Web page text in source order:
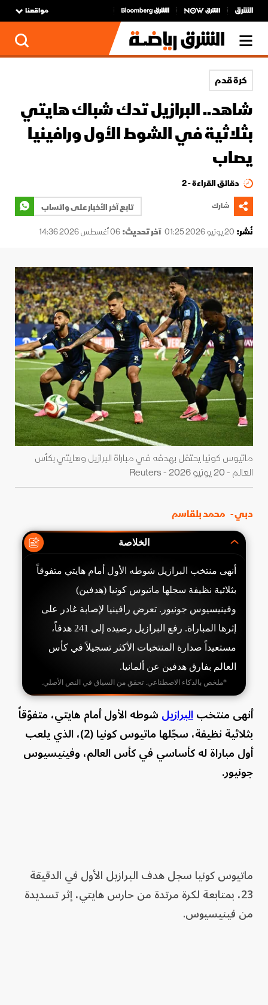
مواقعنا
كرة قدم
شاهد.. البرازيل تدك شباك هايتي
بثلاثية في الشوط الأول ورافينيا
يصاب
دقائق القراءة - 2
شارك
تابع آخر الأخبار على واتساب
نُشر: 20 يونيو 2026 01:25 آخر تحديث:06 أغسطس 2026 14:36
ماتيوس كونيا يحتفل بهدفه في مباراة البرازيل وهايتي بكأس
العالم - 20 يونيو 2026 - Reuters
دبي - محمد بلقاسم
الخلاصة
أنهى منتخب البرازيل شوطه الأول أمام هايتي متفوقاً
بثلاثية نظيفة سجلها ماتيوس كونيا (هدفين)
وفينيسيوس جونيور. تعرض رافينيا لإصابة غادر على
إثرها المباراة. رفع البرازيل رصيده إلى 241 هدفاً،
مستعيداً صدارة المنتخبات الأكثر تسجيلاً في كأس
العالم بفارق هدفين عن ألمانيا.
*ملخص بالذكاء الاصطناعي. تحقق من السياق في النص الأصلي.
أنهى منتخبالبرازيلشوطه الأول أمام هايتي، متفوّقاً
بثلاثية نظيفة، سجّلها ماتيوس كونيا (2)، الذي يلعب
أول مباراة له كأساسي في كأس العالم، وفينيسيوس
جونيور.
ماتيوس كونيا سجل هدف البرازيل الأول في الدقيقة
23، بمتابعة لكرة مرتدة من حارس هايتي، إثر تسديدة
من فينيسيوس.